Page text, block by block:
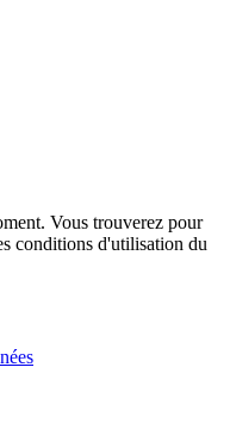
Vous trouverez pour
conditions d'utilisation du